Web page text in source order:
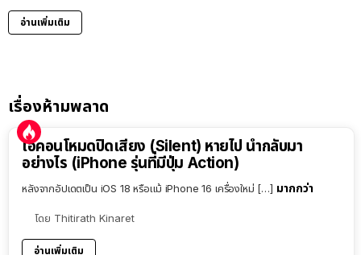
อ่านเพิ่มเติม
เรื่องห้ามพลาด
ไอคอนโหมดปิดเสียง (Silent) หายไป นำกลับมา
อย่างไร (iPhone รุ่นที่มีปุ่ม Action)
หลังจากอัปเดตเป็น iOS 18 หรือแม้ iPhone 16 เครื่องใหม่ […] มากกว่า
โดย Thitirath Kinaret
อ่านเพิ่มเติม